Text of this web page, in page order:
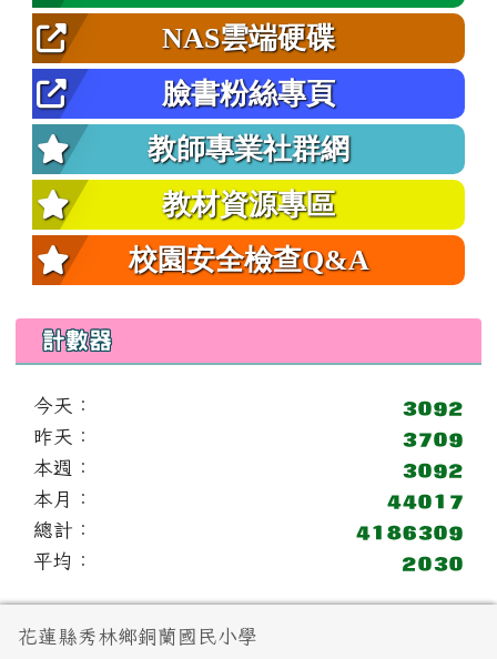
NAS雲端硬碟
臉書粉絲專頁
教師專業社群網
教材資源專區
校園安全檢查Q&A
計數器
今天：
昨天：
本週：
本月：
總計：
平均：
頁尾區域內容
花蓮縣秀林鄉銅蘭國民小學